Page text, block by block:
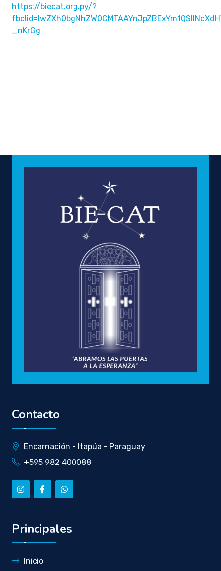
https://biecat.org.py/?
_nKrGg
Contacto
Encarnación - Itapúa - Paraguay
+595 982 400088
Principales
Inicio